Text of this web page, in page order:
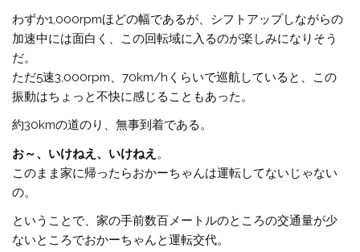
わずか1,000rpmほどの幅であるが、シフトアップしながらの
加速中には面白く、この回転域に入るのが楽しみになりそう
だ。
ただ5速3,000rpm、70km/hくらいで巡航していると、この
振動はちょっと不快に感じることもあった。
約30kmの道のり、無事到着である。
お～、いけねえ、いけねえ 。
このまま家に帰ったらおかーちゃんは運転してないじゃない
の。
ということで、家の手前数百メートルのところの交通量が少
ないところでおかーちゃんと運転交代。